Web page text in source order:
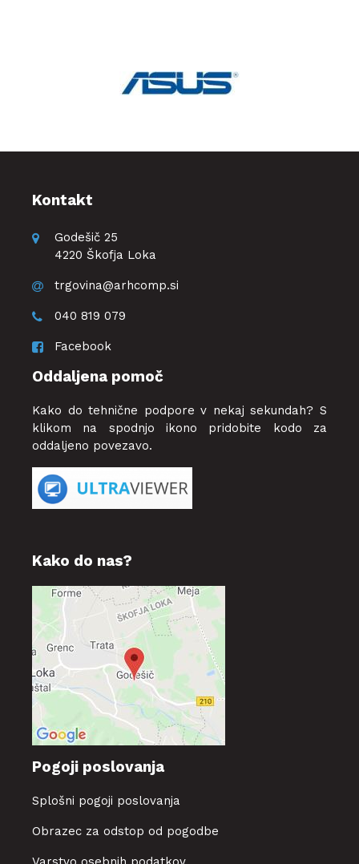
Kontakt
Godešič 25
4220 Škofja Loka
trgovina@arhcomp.si
040 819 079
Facebook
Oddaljena pomoč
Kako do tehnične podpore v nekaj sekundah? S
klikom na spodnjo ikono pridobite kodo za
oddaljeno povezavo.
Kako do nas?
Pogoji poslovanja
Splošni pogoji poslovanja
Obrazec za odstop od pogodbe